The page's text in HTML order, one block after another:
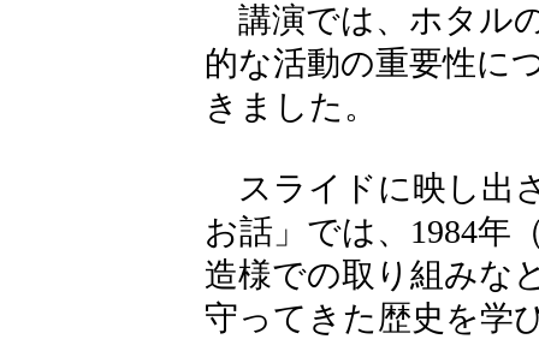
講演では、ホタル
的な活動の重要性に
きました。
スライドに映し出
お話」では、1984年
造様での取り組みな
守ってきた歴史を学